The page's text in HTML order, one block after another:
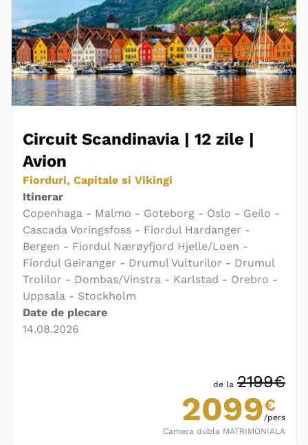
Circuit Scandinavia | 12 zile |
Avion
Fiorduri, Capitale si Vikingi
Itinerar
Copenhaga - Malmo - Goteborg - Oslo - Geilo -
Cascada Voringsfoss - Fiordul Hardanger -
Bergen - Fiordul Nærøyfjord Hjelle/Loen -
Fiordul Geiranger - Drumul Vulturilor - Drumul
Trolilor - Dombas/Vinstra - Karlstad - Orebro -
Uppsala - Stockholm
Date de plecare
14.08.2026
de la 2199€
2099€
/pers
Camera dubla MATRIMONIALA